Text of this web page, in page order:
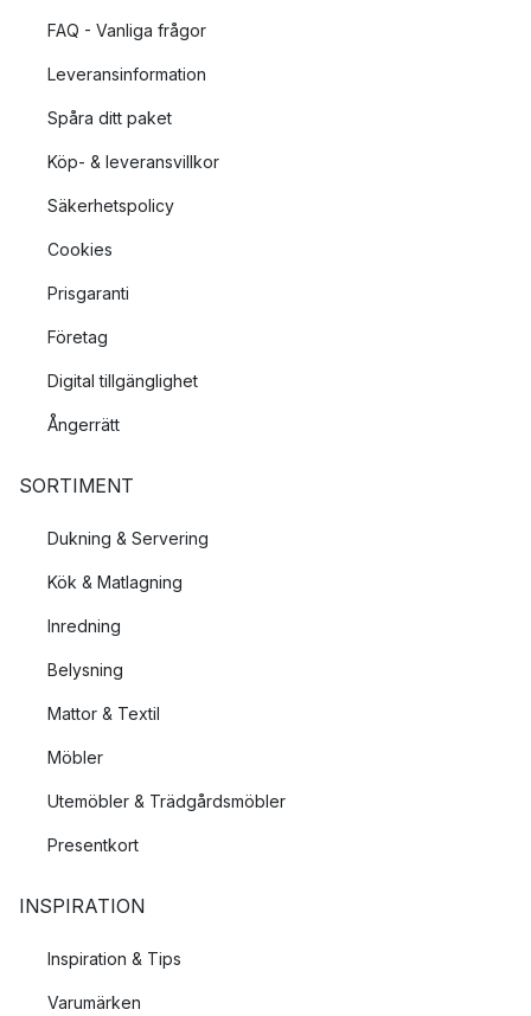
FAQ - Vanliga frågor
Leveransinformation
Spåra ditt paket
Köp- & leveransvillkor
Säkerhetspolicy
Cookies
Prisgaranti
Företag
Digital tillgänglighet
Ångerrätt
SORTIMENT
Dukning & Servering
Kök & Matlagning
Inredning
Belysning
Mattor & Textil
Möbler
Utemöbler & Trädgårdsmöbler
Presentkort
INSPIRATION
Inspiration & Tips
Varumärken